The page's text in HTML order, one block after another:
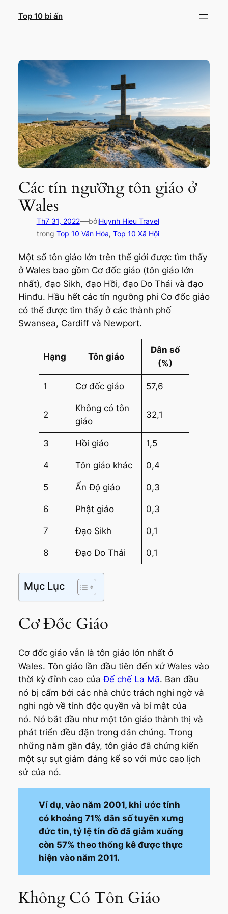
dung
Top 10 bí ấn
Các tín ngưỡng tôn giáo ở
Wales
Th7 31, 2022—bởiHuynh Hieu Travel
trong Top 10 Văn Hóa, Top 10 Xã Hội
Một số tôn giáo lớn trên thế giới được tìm thấy
ở Wales bao gồm Cơ đốc giáo (tôn giáo lớn
nhất), đạo Sikh, đạo Hồi, đạo Do Thái và đạo
Hinđu. Hầu hết các tín ngưỡng phi Cơ đốc giáo
có thể được tìm thấy ở các thành phố
Swansea, Cardiff và Newport.
Hạng Tôn giáo
Dân số
(%)
1 Cơ đốc giáo 57,6
2
Không có tôn
giáo
32,1
3 Hồi giáo 1,5
4 Tôn giáo khác 0,4
5 Ấn Độ giáo 0,3
6 Phật giáo 0,3
7 Đạo Sikh 0,1
8 Đạo Do Thái 0,1
Mục Lục
Cơ Đốc Giáo
Cơ đốc giáo vẫn là tôn giáo lớn nhất ở
Wales. Tôn giáo lần đầu tiên đến xứ Wales vào
thời kỳ đỉnh cao củaĐế chế La Mã. Ban đầu
nó bị cấm bởi các nhà chức trách nghi ngờ và
nghi ngờ về tính độc quyền và bí mật của
nó. Nó bắt đầu như một tôn giáo thành thị và
phát triển đều đặn trong dân chúng. Trong
những năm gần đây, tôn giáo đã chứng kiến ​​
một sự sụt giảm đáng kể so với mức cao lịch
sử của nó.
Ví dụ, vào năm 2001, khi ước tính
có khoảng 71% dân số tuyên xưng
đức tin, tỷ lệ tín đồ đã giảm xuống
còn 57% theo thống kê được thực
hiện vào năm 2011.
Không Có Tôn Giáo